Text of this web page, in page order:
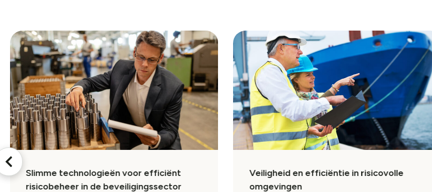
Slimme technologieën voor efficiënt
risicobeheer in de beveiligingssector
Veiligheid en efficiëntie in risicovolle
omgevingen